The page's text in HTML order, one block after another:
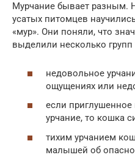
Мурчание бывает разным.
усатых питомцев
«мур». Они поняли, что
выделили несколько групп
недовольное
ощущениях или
если приглушенное
урчание, то кошка
тихим урчанием
малышей об